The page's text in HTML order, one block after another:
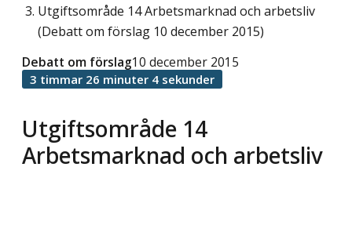
Utgiftsområde 14 Arbetsmarknad och arbetsliv
(Debatt om förslag 10 december 2015)
Utgiftsområde 14
Arbetsmarknad och arbetsliv
Debatt om förslag10 december 2015
3 timmar 26 minuter 4 sekunder